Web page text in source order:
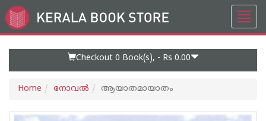
Go
to
Checkout 0 Book(s), - Rs 0.00
Home നോവല്‍ ആയാതമായാതം